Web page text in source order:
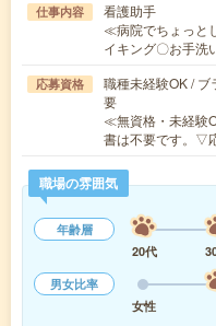
仕事内容
看護助手
≪病院でちょっと
イキング〇お手
応募資格
職種未経験OK / ブ
要
≪無資格・未経験
書は不要です。▽
職場の雰囲気
年齢層
20代
男女比率
女性